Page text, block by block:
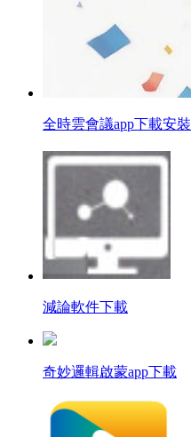
全時雲會議app下載安裝
減論軟件下載
奇妙邏輯啟蒙app下載